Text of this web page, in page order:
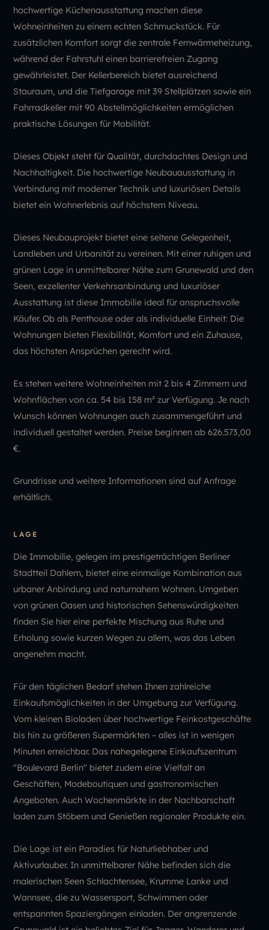
hochwertige Küchenausstattung machen diese
Wohneinheiten zu einem echten Schmuckstück. Für
zusätzlichen Komfort sorgt die zentrale Fernwärmeheizung,
während der Fahrstuhl einen barrierefreien Zugang
gewährleistet. Der Kellerbereich bietet ausreichend
Stauraum, und die Tiefgarage mit 39 Stellplätzen sowie ein
Fahrradkeller mit 90 Abstellmöglichkeiten ermöglichen
praktische Lösungen für Mobilität.
Dieses Objekt steht für Qualität, durchdachtes Design und
Nachhaltigkeit. Die hochwertige Neubauausstattung in
Verbindung mit moderner Technik und luxuriösen Details
bietet ein Wohnerlebnis auf höchstem Niveau.
Dieses Neubauprojekt bietet eine seltene Gelegenheit,
Landleben und Urbanität zu vereinen. Mit einer ruhigen und
grünen Lage in unmittelbarer Nähe zum Grunewald und den
Seen, exzellenter Verkehrsanbindung und luxuriöser
Ausstattung ist diese Immobilie ideal für anspruchsvolle
Käufer. Ob als Penthouse oder als individuelle Einheit: Die
Wohnungen bieten Flexibilität, Komfort und ein Zuhause,
das höchsten Ansprüchen gerecht wird.
Es stehen weitere Wohneinheiten mit 2 bis 4 Zimmern und
Wohnflächen von ca. 54 bis 158 m² zur Verfügung. Je nach
Wunsch können Wohnungen auch zusammengeführt und
individuell gestaltet werden. Preise beginnen ab 626.573,00
€.
Grundrisse und weitere Informationen sind auf Anfrage
erhältlich.
LAGE
Die Immobilie, gelegen im prestigeträchtigen Berliner
Stadtteil Dahlem, bietet eine einmalige Kombination aus
urbaner Anbindung und naturnahem Wohnen. Umgeben
von grünen Oasen und historischen Sehenswürdigkeiten
finden Sie hier eine perfekte Mischung aus Ruhe und
Erholung sowie kurzen Wegen zu allem, was das Leben
angenehm macht.
Für den täglichen Bedarf stehen Ihnen zahlreiche
Einkaufsmöglichkeiten in der Umgebung zur Verfügung.
Vom kleinen Bioladen über hochwertige Feinkostgeschäfte
bis hin zu größeren Supermärkten – alles ist in wenigen
Minuten erreichbar. Das nahegelegene Einkaufszentrum
"Boulevard Berlin" bietet zudem eine Vielfalt an
Geschäften, Modeboutiquen und gastronomischen
Angeboten. Auch Wochenmärkte in der Nachbarschaft
laden zum Stöbern und Genießen regionaler Produkte ein.
Die Lage ist ein Paradies für Naturliebhaber und
Aktivurlauber. In unmittelbarer Nähe befinden sich die
malerischen Seen Schlachtensee, Krumme Lanke und
Wannsee, die zu Wassersport, Schwimmen oder
entspannten Spaziergängen einladen. Der angrenzende